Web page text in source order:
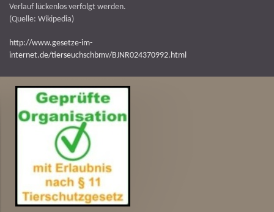
Verlauf lückenlos verfolgt werden.
(Quelle: Wikipedia)
http://www.gesetze-im-
internet.de/tierseuchschbmv/BJNR024370992.html